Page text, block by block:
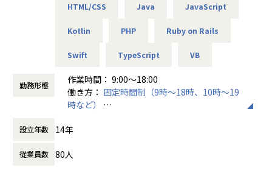
******************************************************
**************
【業務の変更の範囲】
会社の定める職種(出向を命じることがあり、その場合は出向
先の定める職種)
■この仕事で得られるもの
自分の高めたい技術、スキルに向かってひたむきに取り組め
もし、何かに躓いたときや不安になった時はいつでも相談し
私たちはあなたがやりたくないと思うことは強要しません。
・ゲームアプリ開発
・AI・IoT関連システム
・官公庁業務システム開発
※スキルにあったフェーズからお任せしていきます。
【仕事の魅力】
・エンジニア本人が案件を希望・選択
システムの種類や活かしたいスキル、勤務地、残業状況など
詳細をヒアリングしています。
HTML/CSS Java JavaScript
Kotlin PHP Ruby on Rails
Swift TypeScript VB
勤務形態
作業時間： 9:00〜18:00
働き方： 固定時間制（9時～18時、10時～19
時など）
休憩時間： 60分
設立年数 14年
従業員数 80人